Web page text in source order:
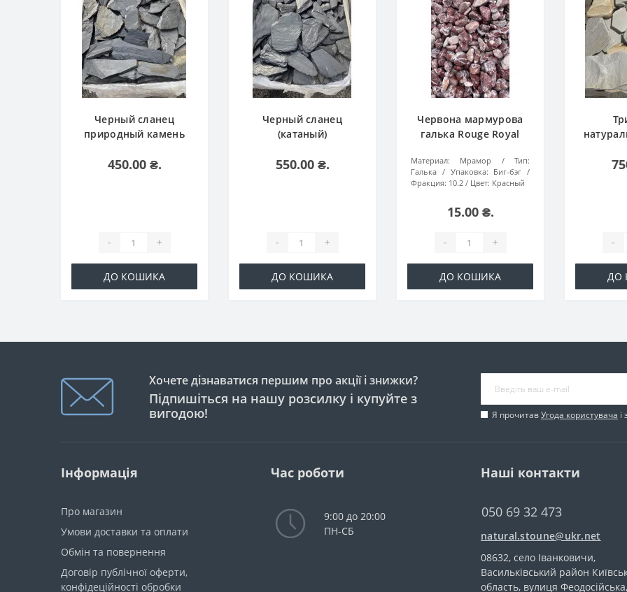
Черный сланец
природный камень
450.00 ₴.
- +
ДО КОШИКА
Черный сланец
(катаный)
550.00 ₴.
- +
ДО КОШИКА
Червона мармурова
галька Rouge Royal
Материал: Мрамор
Тип:
Галька
Упаковка: Биг-бэг
Фракция: 10.2 Цвет: Красный
15.00 ₴.
- +
ДО КОШИКА
-
ДО
Хочете дізнаватися першим про акції і знижки?
Підпишіться на нашу розсилку і купуйте з
вигодою!
Я прочитавУгода користувача
Інформація
Про магазин
Умови доставки та оплати
Обмін та повернення
Договір публічної оферти,
конфідеційності обробки
Час роботи
9:00 до 20:00
ПН-СБ
Наші контакти
050 69 32 473
natural.stoune@ukr.net
08632, село Іванковичи,
Васильківський район
область, вулиця